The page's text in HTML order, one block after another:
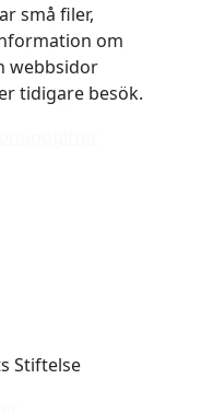
små filer,
om
webbsidor
tidigare besök.
Stiftelse